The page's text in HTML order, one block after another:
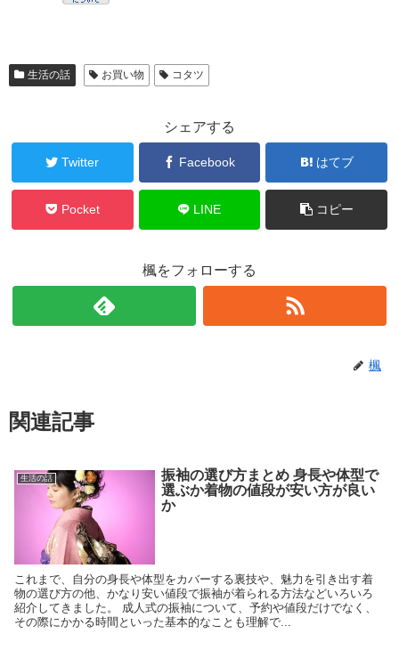
生活の話 お買い物 コタツ
シェアする
Twitter Facebook はてブ
Pocket LINE コピー
楓をフォローする
楓
関連記事
生活の話
振袖の選び方まとめ 身長や体型で
選ぶか着物の値段が安い方が良い
か
これまで、自分の身長や体型をカバーする裏技や、魅力を引き出す着
物の選び方の他、かなり安い値段で振袖が着られる方法などいろいろ
紹介してきました。 成人式の振袖について、予約や値段だけでなく、
その際にかかる時間といった基本的なことも理解で...